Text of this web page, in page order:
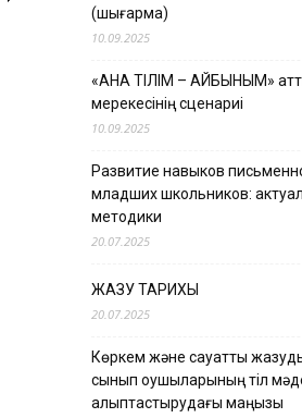
(шығарма)
10.09.2025
«АНА ТІЛІМ – АЙБЫНЫМ»
мерекесінің сценариі
10.09.2025
Развитие навыков
младших школьников:
методики
20.07.2025
ЖАЗУ ТАРИХЫ
20.07.2025
Көркем және сауатты
сынып оқушыларының тіл
қалыптастырудағы маңызы